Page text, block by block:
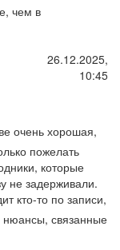
чем в
26.12.2025,
10:45
очень хорошая,
пожелать
которые
не задерживали.
кто-то по записи,
нюансы, связанные